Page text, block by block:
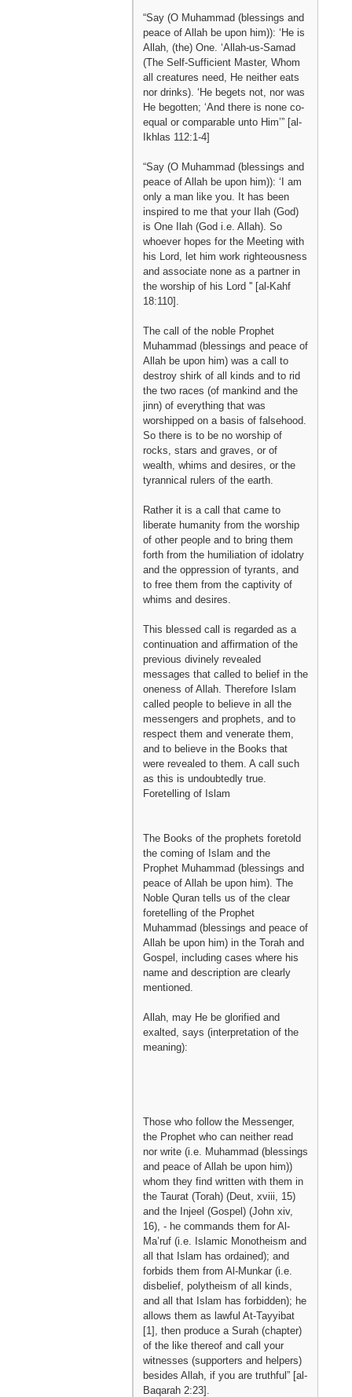
“Say (O Muhammad (blessings and
peace of Allah be upon him)): ‘He is
Allah, (the) One. ‘Allah-us-Samad
(The Self-Sufficient Master, Whom
all creatures need, He neither eats
nor drinks). ‘He begets not, nor was
He begotten; ‘And there is none co-
equal or comparable unto Him’” [al-
Ikhlas 112:1-4]
“Say (O Muhammad (blessings and
peace of Allah be upon him)): ‘I am
only a man like you. It has been
inspired to me that your Ilah (God)
is One Ilah (God i.e. Allah). So
whoever hopes for the Meeting with
his Lord, let him work righteousness
and associate none as a partner in
the worship of his Lord '' [al-Kahf
18:110].
The call of the noble Prophet
Muhammad (blessings and peace of
Allah be upon him) was a call to
destroy shirk of all kinds and to rid
the two races (of mankind and the
jinn) of everything that was
worshipped on a basis of falsehood.
So there is to be no worship of
rocks, stars and graves, or of
wealth, whims and desires, or the
tyrannical rulers of the earth.
Rather it is a call that came to
liberate humanity from the worship
of other people and to bring them
forth from the humiliation of idolatry
and the oppression of tyrants, and
to free them from the captivity of
whims and desires.
This blessed call is regarded as a
continuation and affirmation of the
previous divinely revealed
messages that called to belief in the
oneness of Allah. Therefore Islam
called people to believe in all the
messengers and prophets, and to
respect them and venerate them,
and to believe in the Books that
were revealed to them. A call such
as this is undoubtedly true.
Foretelling of Islam
The Books of the prophets foretold
the coming of Islam and the
Prophet Muhammad (blessings and
peace of Allah be upon him). The
Noble Quran tells us of the clear
foretelling of the Prophet
Muhammad (blessings and peace of
Allah be upon him) in the Torah and
Gospel, including cases where his
name and description are clearly
mentioned.
Allah, may He be glorified and
exalted, says (interpretation of the
meaning):
Those who follow the Messenger,
the Prophet who can neither read
nor write (i.e. Muhammad (blessings
and peace of Allah be upon him))
whom they find written with them in
the Taurat (Torah) (Deut, xviii, 15)
and the Injeel (Gospel) (John xiv,
16), - he commands them for Al-
Ma’ruf (i.e. Islamic Monotheism and
all that Islam has ordained); and
forbids them from Al-Munkar (i.e.
disbelief, polytheism of all kinds,
and all that Islam has forbidden); he
allows them as lawful At-Tayyibat
[1], then produce a Surah (chapter)
of the like thereof and call your
witnesses (supporters and helpers)
besides Allah, if you are truthful” [al-
Baqarah 2:23].